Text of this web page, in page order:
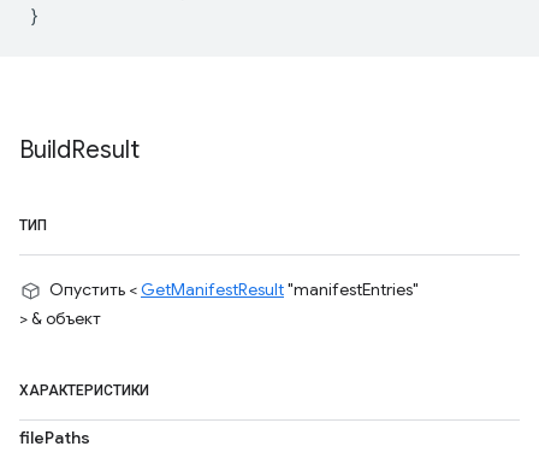
BuildResult
ТИП
Опустить <GetManifestResult"manifestEntries"
> & объект
ХАРАКТЕРИСТИКИ
filePaths